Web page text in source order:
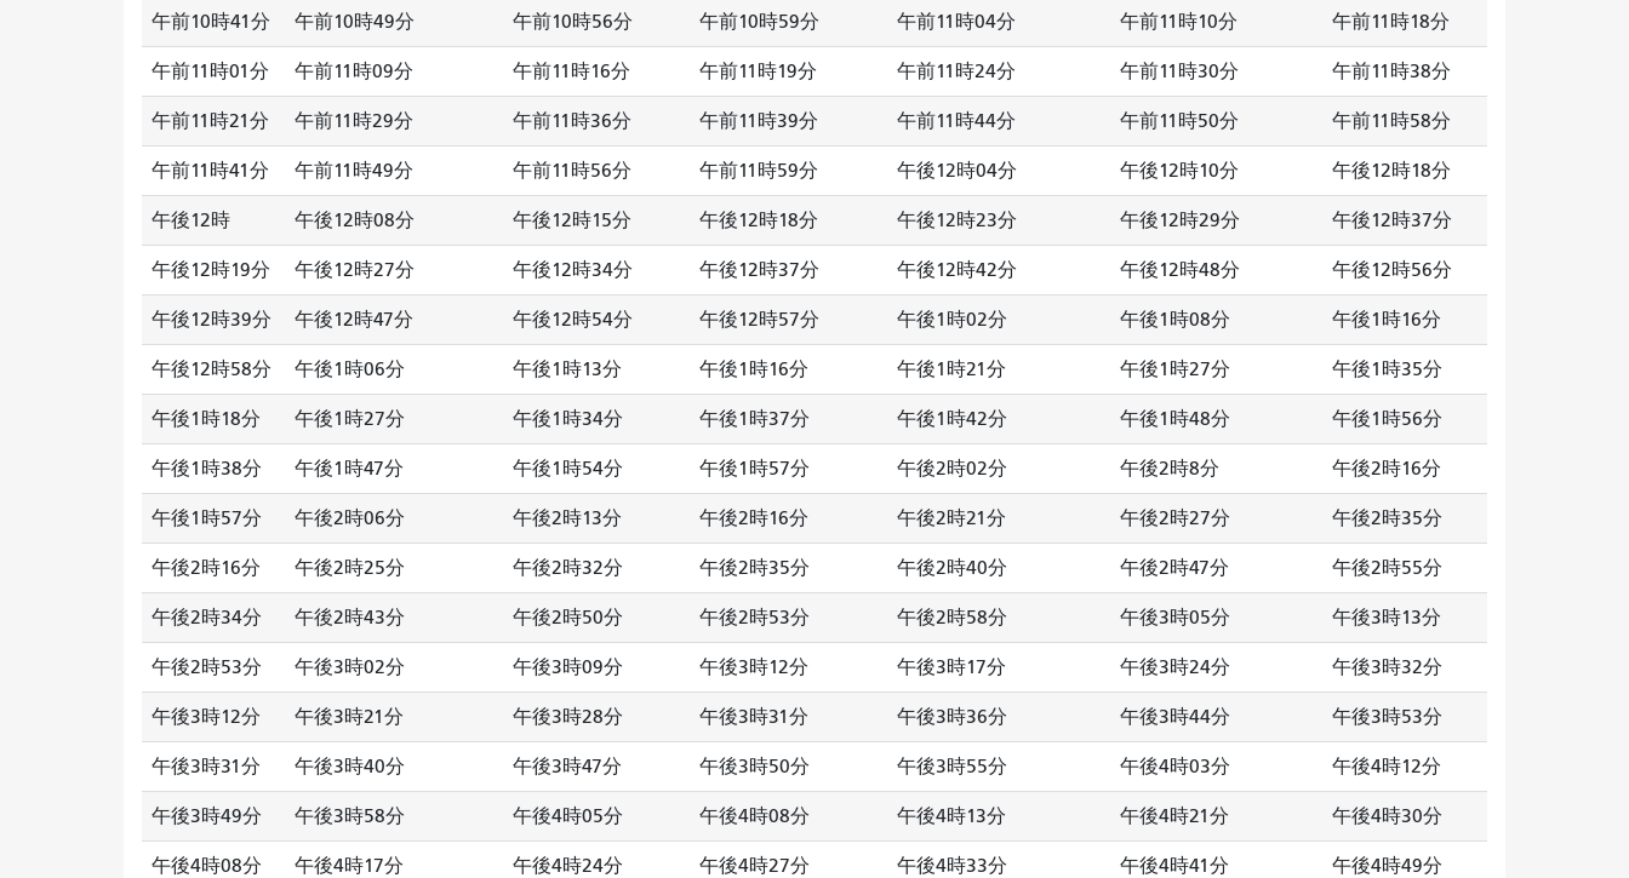
午前10時41分 午前10時49分 午前10時56分 午前10時59分 午前11時04分 午前11時10分 午前11時18分
午前11時01分 午前11時09分 午前11時16分 午前11時19分 午前11時24分 午前11時30分 午前11時38分
午前11時21分 午前11時29分 午前11時36分 午前11時39分 午前11時44分 午前11時50分 午前11時58分
午前11時41分 午前11時49分 午前11時56分 午前11時59分 午後12時04分 午後12時10分 午後12時18分
午後12時 午後12時08分 午後12時15分 午後12時18分 午後12時23分 午後12時29分 午後12時37分
午後12時19分 午後12時27分 午後12時34分 午後12時37分 午後12時42分 午後12時48分 午後12時56分
午後12時39分 午後12時47分 午後12時54分 午後12時57分 午後1時02分 午後1時08分 午後1時16分
午後12時58分 午後1時06分 午後1時13分 午後1時16分 午後1時21分 午後1時27分 午後1時35分
午後1時18分 午後1時27分 午後1時34分 午後1時37分 午後1時42分 午後1時48分 午後1時56分
午後1時38分 午後1時47分 午後1時54分 午後1時57分 午後2時02分 午後2時8分 午後2時16分
午後1時57分 午後2時06分 午後2時13分 午後2時16分 午後2時21分 午後2時27分 午後2時35分
午後2時16分 午後2時25分 午後2時32分 午後2時35分 午後2時40分 午後2時47分 午後2時55分
午後2時34分 午後2時43分 午後2時50分 午後2時53分 午後2時58分 午後3時05分 午後3時13分
午後2時53分 午後3時02分 午後3時09分 午後3時12分 午後3時17分 午後3時24分 午後3時32分
午後3時12分 午後3時21分 午後3時28分 午後3時31分 午後3時36分 午後3時44分 午後3時53分
午後3時31分 午後3時40分 午後3時47分 午後3時50分 午後3時55分 午後4時03分 午後4時12分
午後3時49分 午後3時58分 午後4時05分 午後4時08分 午後4時13分 午後4時21分 午後4時30分
午後4時08分 午後4時17分 午後4時24分 午後4時27分 午後4時33分 午後4時41分 午後4時49分